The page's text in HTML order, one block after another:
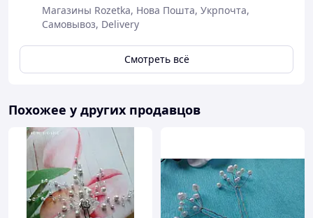
Магазины Rozetka, Нова Пошта, Укрпочта,
Самовывоз, Delivery
Смотреть всё
Похожее у других продавцов